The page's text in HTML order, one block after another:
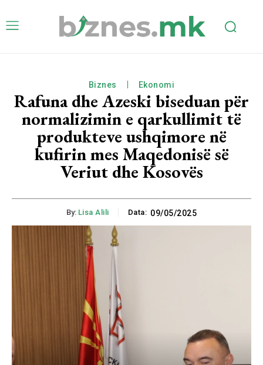
Biznes Ekonomi
Rafuna dhe Azeski biseduan për
normalizimin e qarkullimit të
produkteve ushqimore në
kufirin mes Maqedonisë së
Veriut dhe Kosovës
By: Lisa Alili Data: 09/05/2025